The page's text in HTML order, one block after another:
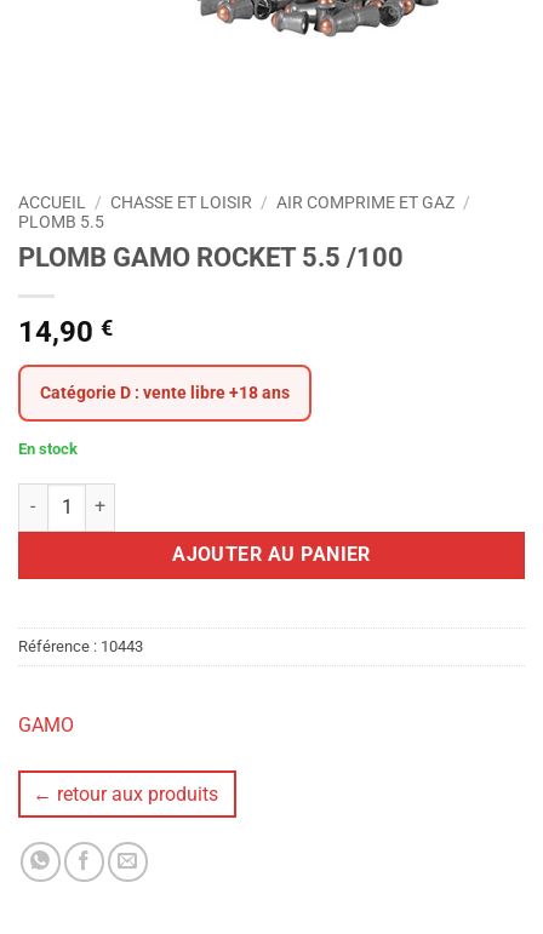
ACCUEIL / CHASSE ET LOISIR / AIR COMPRIME ET GAZ /
PLOMB 5.5
PLOMB GAMO ROCKET 5.5 /100
14,90 €
Catégorie D : vente libre +18 ans
En stock
quantité de PLOMB GAMO ROCKET 5.5 /100
AJOUTER AU PANIER
Référence : 10443
GAMO
← retour aux produits